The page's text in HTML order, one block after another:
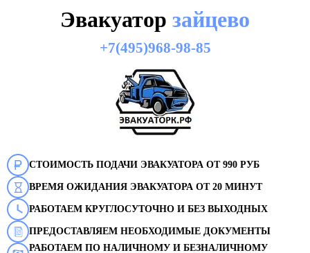
Эвакуатор зайцево
+7(495)968-98-85
СТОИМОСТЬ ПОДАЧИ ЭВАКУАТОРА ОТ 990 РУБ
ВРЕМЯ ОЖИДАНИЯ ЭВАКУАТОРА ОТ 20 МИНУТ
РАБОТАЕМ КРУГЛОСУТОЧНО И БЕЗ ВЫХОДНЫХ
ПРЕДОСТАВЛЯЕМ НЕОБХОДИМЫЕ ДОКУМЕНТЫ
РАБОТАЕМ ПО НАЛИЧНОМУ И БЕЗНАЛИЧНОМУ